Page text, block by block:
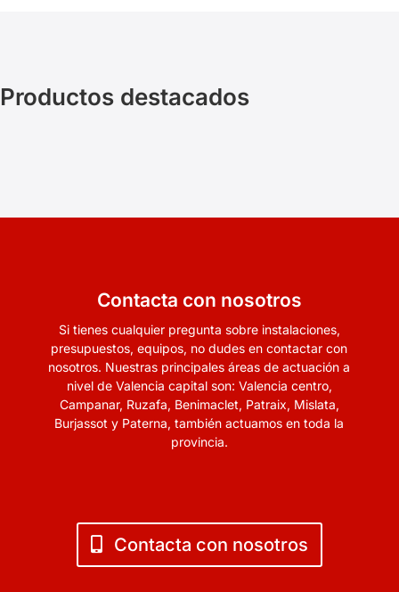
Productos destacados
Contacta con nosotros
Si tienes cualquier pregunta sobre instalaciones,
presupuestos, equipos, no dudes en contactar con
nosotros. Nuestras principales áreas de actuación a
nivel de Valencia capital son: Valencia centro,
Campanar, Ruzafa, Benimaclet, Patraix, Mislata,
Burjassot y Paterna, también actuamos en toda la
provincia.
Contacta con nosotros